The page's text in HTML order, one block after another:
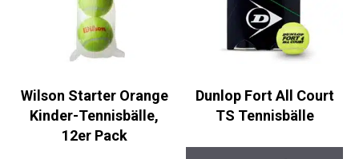
Wilson Starter Orange
Kinder-Tennisbälle,
Dunlop Fort All Court